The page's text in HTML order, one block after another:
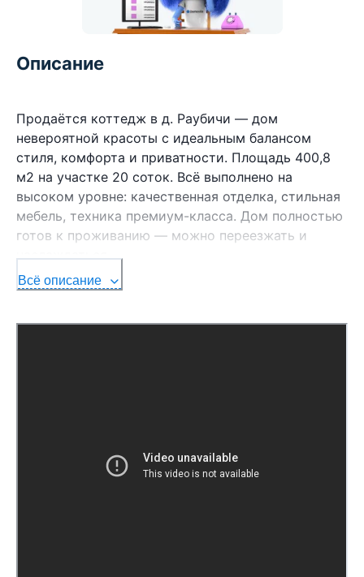
Описание
Продаётся коттедж в д. Раубичи — дом
невероятной красоты с идеальным балансом
стиля, комфорта и приватности. Площадь 400,8
м2 на участке 20 соток. Всё выполнено на
высоком уровне: качественная отделка, стильная
мебель, техника премиум-класса. Дом полностью
готов к проживанию — можно переезжать и
наслаждаться.
бильярдную, домашний кинотеатр или
тренажёрный зал — на ваш вкус.
Всё описание